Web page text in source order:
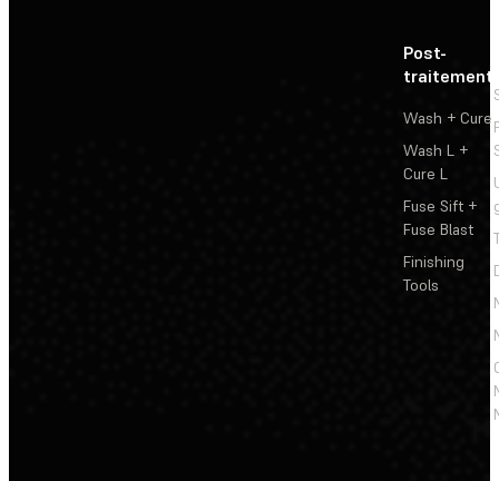
Post-
traitement
Wash + Cure
Wash L +
Cure L
Fuse Sift +
Fuse Blast
Finishing
Tools